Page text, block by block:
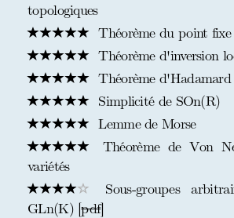
topologiques
Théorème du point
Théorème d'inversion
Théorème
Simplicité de SOn(R)
Lemme de Morse
Théorème de Von
variétés
Sous-groupes
GLn(K) [pdf]